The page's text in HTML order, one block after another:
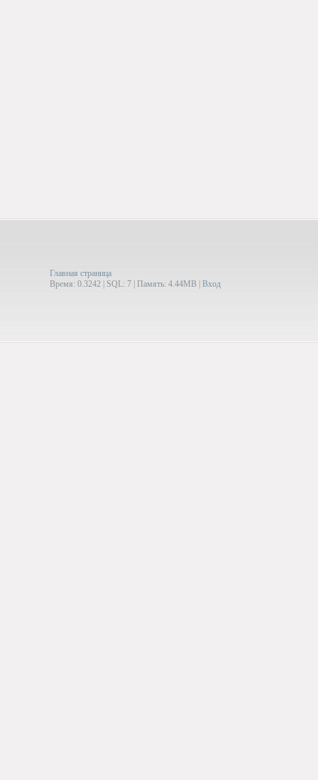
Главная страница
Время: 0.3242 | SQL: 7 | Память: 4.44MB Вход